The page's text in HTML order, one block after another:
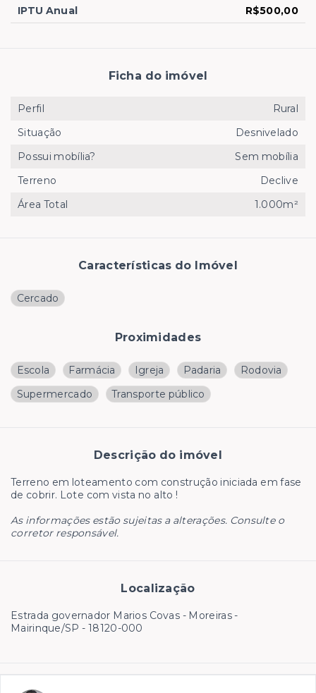
Características do Imóvel
Cercado
Proximidades
Escola Farmácia Igreja Padaria
Rodovia
Supermercado
Transporte público
Descrição do imóvel
Terreno em loteamento com construção iniciada em fase
de cobrir. Lote com vista no alto !
As informações estão sujeitas a alterações. Consulte o
corretor responsável.
Localização
Estrada governador Marios Covas - Moreiras -
Mairinque/SP - 18120-000
IPTU Anual R$500,00
Ficha do imóvel
Perfil
Rural
Situação
Desnivelado
Possui mobília?
Sem mobília
Terreno
Declive
Área Total
1.000m²